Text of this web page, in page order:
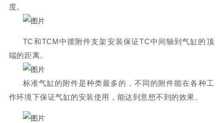
度。
TC和TCM中摆附件支架安装保证TC中间轴到气缸的顶
端的距离。
标准气缸的附件是种类最多的，不同的附件能在各种工
作环境下保证气缸的安装使用，能达到意想不到的效果。